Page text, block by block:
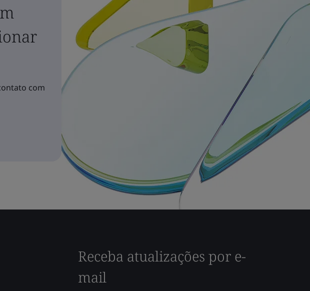
com
Receba atualizações por e-
mail